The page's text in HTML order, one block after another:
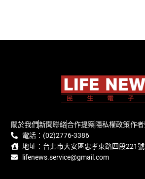
關於我們新聞聯絡合作提案隱私權政策作者
電話：(02)2776-3386
地址：台北市大安區忠孝東路四段221
lifenews.service@gmail.com